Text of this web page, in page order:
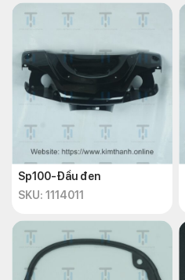
Sp100-Đầu đen
SKU: 1114011